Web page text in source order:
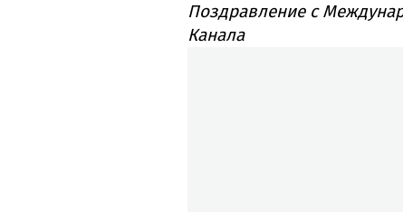
Поздравление с
Канала